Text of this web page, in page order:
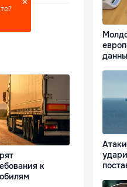
к